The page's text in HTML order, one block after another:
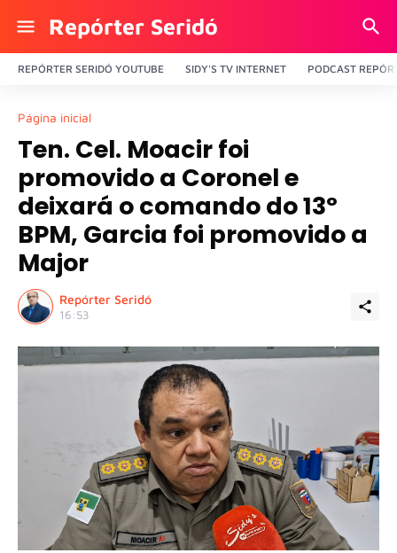
Repórter Seridó
REPÓRTER SERIDÓ YOUTUBE SIDY'S TV INTERNET PODCAST
Página inicial
Ten. Cel. Moacir foi
promovido a Coronel e
deixará o comando do 13º
BPM, Garcia foi promovido a
Major
Repórter Seridó
16:53